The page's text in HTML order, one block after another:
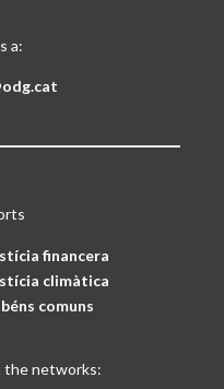
a:
financera
climàtica
comuns
the networks: